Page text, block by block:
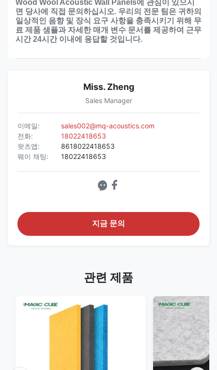
Wood Wool Acoustic Wall Panels에 관심이 있으시
면 당사에 직접 문의하십시오. 우리의 전문 팀은 귀하의
일상적인 음향 및 장식 요구 사항을 충족시키기 위해 무
료 제품 샘플과 자세한 매개 변수 문서를 제공하여 근무
시간 24시간 이내에 응답할 것입니다.
Miss. Zheng
Sales Manager
이메일:
sales002@mq-acoustics.com
전화:
18022418653
왓츠앱:
8618022418653
웨이 채팅:
18022418653
지금 문의
관련 제품